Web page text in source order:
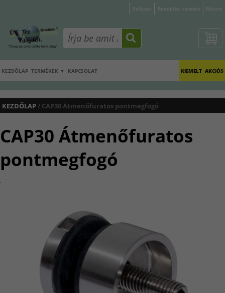
Rólunk
Rendelés követés
Belépés
KEZDŐLAP TERMÉKEK ▼ KAPCSOLAT AKCIÓS
KIEMELT
KEZDŐLAP/ CAP30 Átmenőfuratos pontmegfogó
CAP30 Átmenőfuratos
pontmegfogó
.